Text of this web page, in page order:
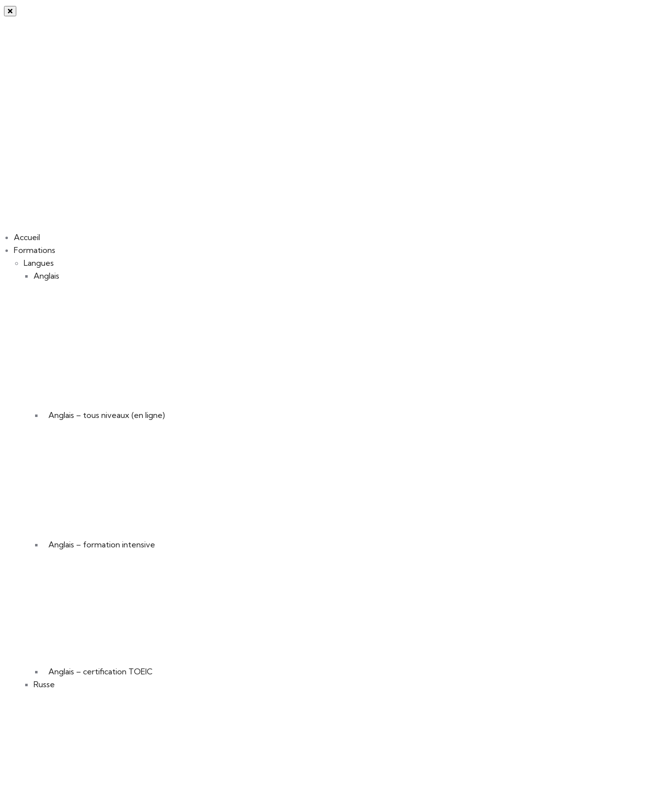
Accueil
Formations
Langues
Anglais
Anglais – tous niveaux (en ligne)
Anglais – formation intensive
Anglais – certification TOEIC
Russe